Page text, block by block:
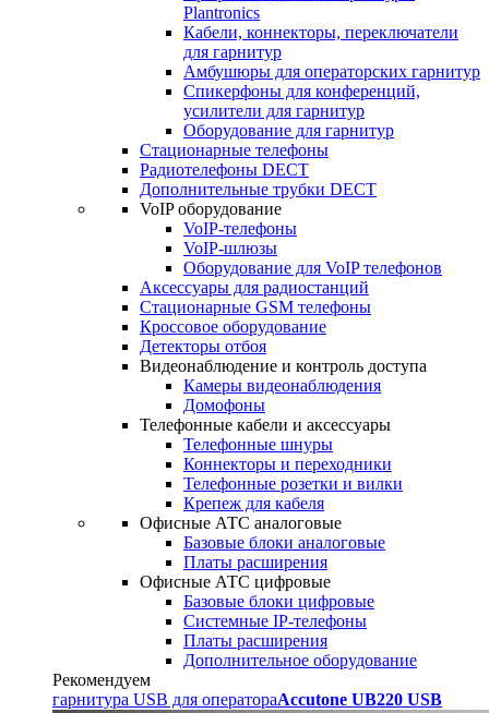
Plantronics
Кабели, коннекторы, переключатели
для гарнитур
Амбушюры для операторских гарнитур
Cпикерфоны для конференций,
усилители для гарнитур
Оборудование для гарнитур
Стационарные телефоны
Радиотелефоны DECT
Дополнительные трубки DECT
VoIP оборудование
VoIP-телефоны
VoIP-шлюзы
Оборудование для VoIP телефонов
Аксессуары для радиостанций
Стационарные GSM телефоны
Кроссовое оборудование
Детекторы отбоя
Видеонаблюдение и контроль доступа
Камеры видеонаблюдения
Домофоны
Телефонные кабели и аксессуары
Телефонные шнуры
Коннекторы и переходники
Телефонные розетки и вилки
Крепеж для кабеля
Офисные АТС аналоговые
Базовые блоки аналоговые
Платы расширения
Офисные АТС цифровые
Базовые блоки цифровые
Системные IP-телефоны
Платы расширения
Дополнительное оборудование
Рекомендуем
гарнитура USB для оператораAccutone UB220 USB